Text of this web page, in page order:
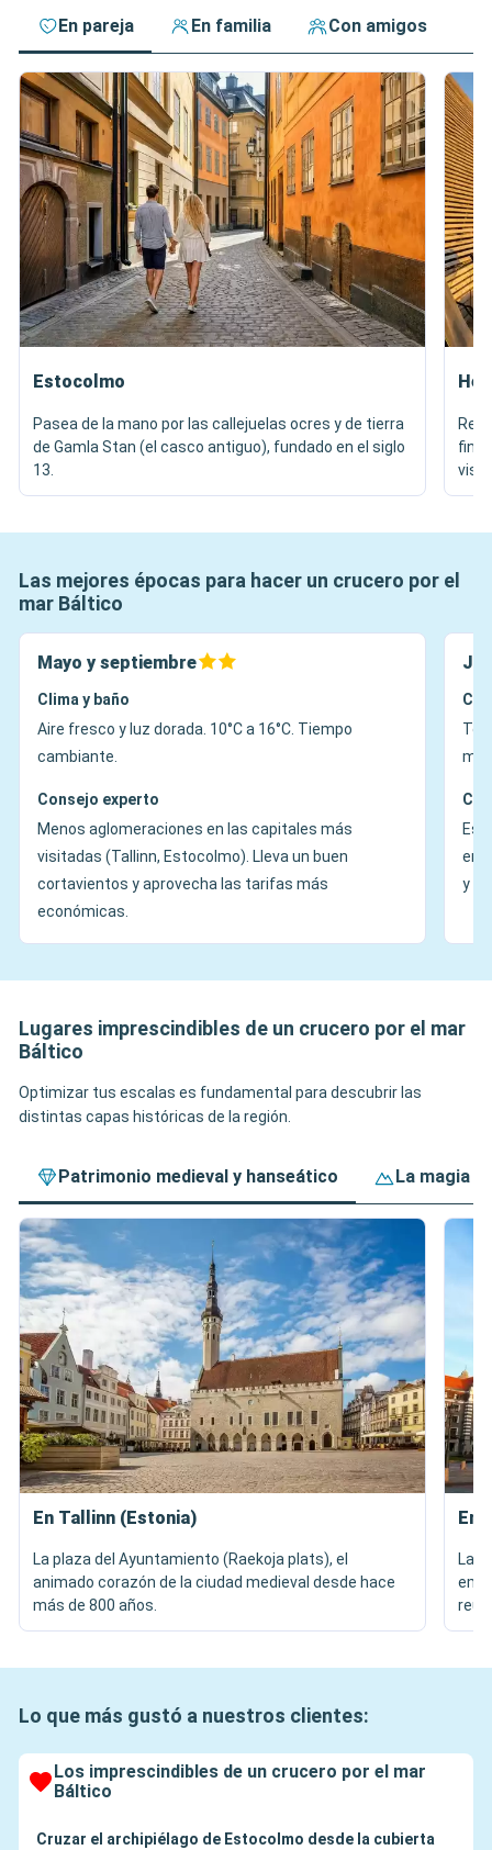
En pareja En familia Con amigos
Estocolmo
Pasea de la mano por las callejuelas ocres y de tierra
de Gamla Stan (el casco antiguo), fundado en el siglo
13.
Las mejores épocas para hacer un crucero por el
mar Báltico
Mayo y septiembre
Clima y baño
Aire fresco y luz dorada. 10°C a 16°C. Tiempo
cambiante.
Consejo experto
Menos aglomeraciones en las capitales más
visitadas (Tallinn, Estocolmo). Lleva un buen
cortavientos y aprovecha las tarifas más
económicas.
Es
en
y el
Lugares imprescindibles de un crucero por el mar
Báltico
Optimizar tus escalas es fundamental para descubrir las
distintas capas históricas de la región.
Patrimonio medieval y hanseático La magia
En Tallinn (Estonia)
La plaza del Ayuntamiento (Raekoja plats), el
animado corazón de la ciudad medieval desde hace
más de 800 años.
En
La
Lo que más gustó a nuestros clientes:
Los imprescindibles de un crucero por el mar
Báltico
Cruzar el archipiélago de Estocolmo desde la cubierta